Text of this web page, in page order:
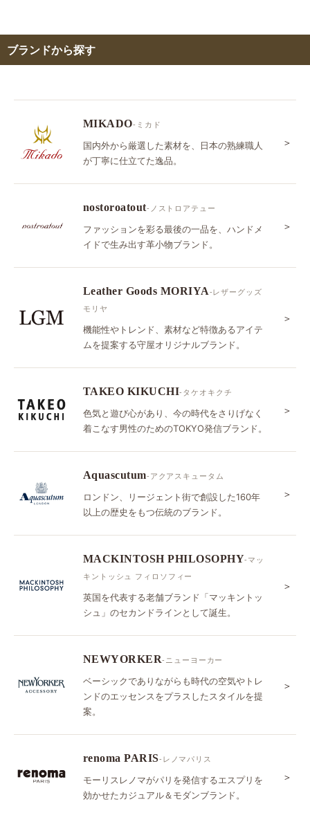
ブランドから探す
MIKADO-ミカド
国内外から厳選した素材を、日本の熟練職人
が丁寧に仕立てた逸品。
＞
nostoroatout-ノストロアテュー
ファッションを彩る最後の一品を、ハンドメ
イドで生み出す革小物ブランド。
＞
Leather Goods MORIYA-レザーグッズ
モリヤ
機能性やトレンド、素材など特徴あるアイテ
ムを提案する守屋オリジナルブランド。
＞
TAKEO KIKUCHI-タケオキクチ
色気と遊び心があり、今の時代をさりげなく
着こなす男性のためのTOKYO発信ブランド。
＞
Aquascutum-アクアスキュータム
ロンドン、リージェント街で創設した160年
以上の歴史をもつ伝統のブランド。
＞
MACKINTOSH PHILOSOPHY-マッ
キントッシュ フィロソフィー
英国を代表する老舗ブランド「マッキントッ
シュ」のセカンドラインとして誕生。
＞
NEWYORKER-ニューヨーカー
ベーシックでありながらも時代の空気やトレ
ンドのエッセンスをプラスしたスタイルを提
案。
＞
renoma PARIS-レノマパリス
モーリスレノマがパリを発信するエスプリを
効かせたカジュアル＆モダンブランド。
＞